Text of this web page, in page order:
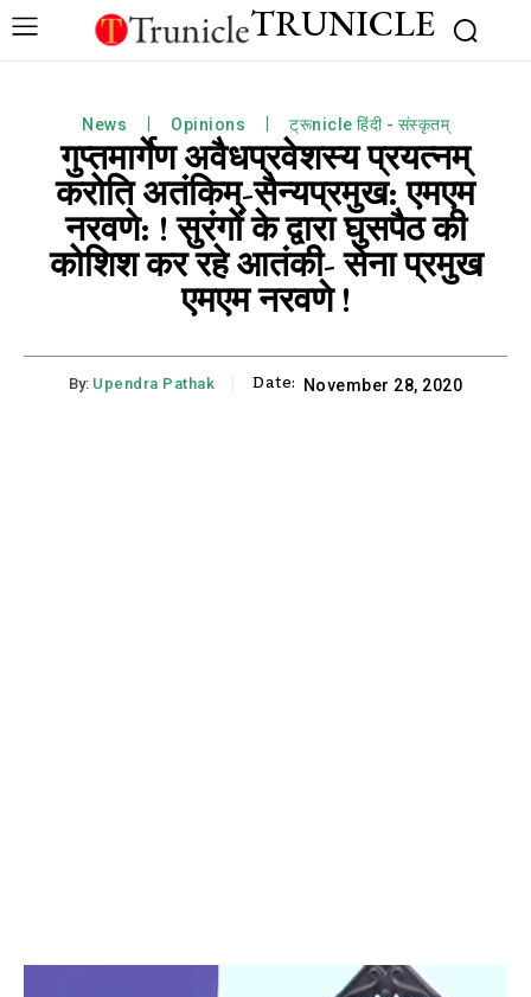
TRUNICLE
News Opinions ट्रूnicle हिंदी - संस्कृतम्
गुप्तमार्गेण अवैधप्रवेशस्य प्रयत्नम्
करोति अतंकिम्-सैन्यप्रमुख: एमएम
नरवणे: ! सुरंगों के द्वारा घुसपैठ की
कोशिश कर रहे आतंकी- सेना प्रमुख
एमएम नरवणे !
By: Upendra Pathak Date: November 28, 2020